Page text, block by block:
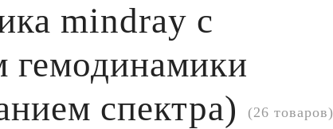
mindray с
гемодинамики
спектра)
(26 товаров)